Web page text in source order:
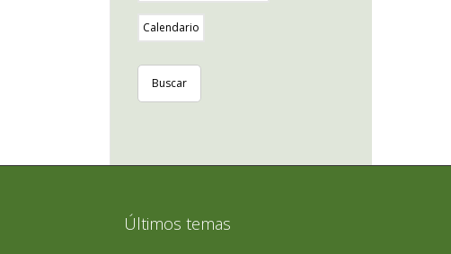
Calendario
Buscar
Últimos temas